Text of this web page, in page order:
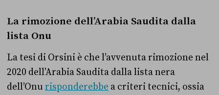
La rimozione dell’Arabia Saudita dalla
lista Onu
La tesi di Orsini è che l’avvenuta rimozione nel
2020 dell’Arabia Saudita dalla lista nera
dell’Onu risponderebbe a criteri tecnici, ossia